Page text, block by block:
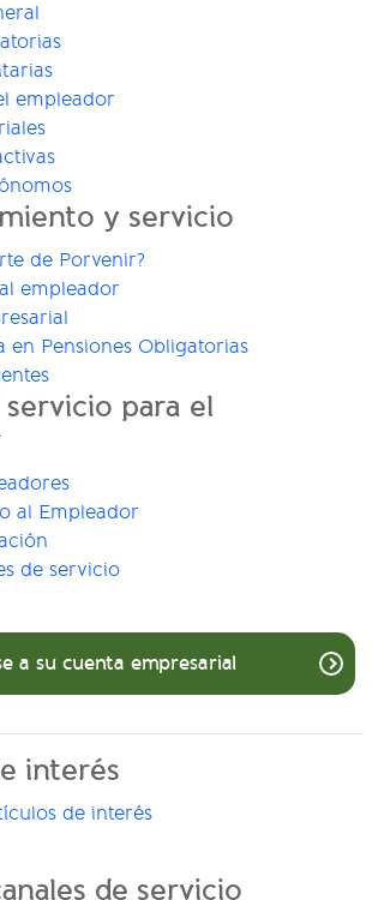
empleador
y servicio
de Porvenir?
empleador
en Pensiones Obligatorias
servicio para el
al Empleador
de servicio
a su cuenta empresarial
interés
de interés
de servicio